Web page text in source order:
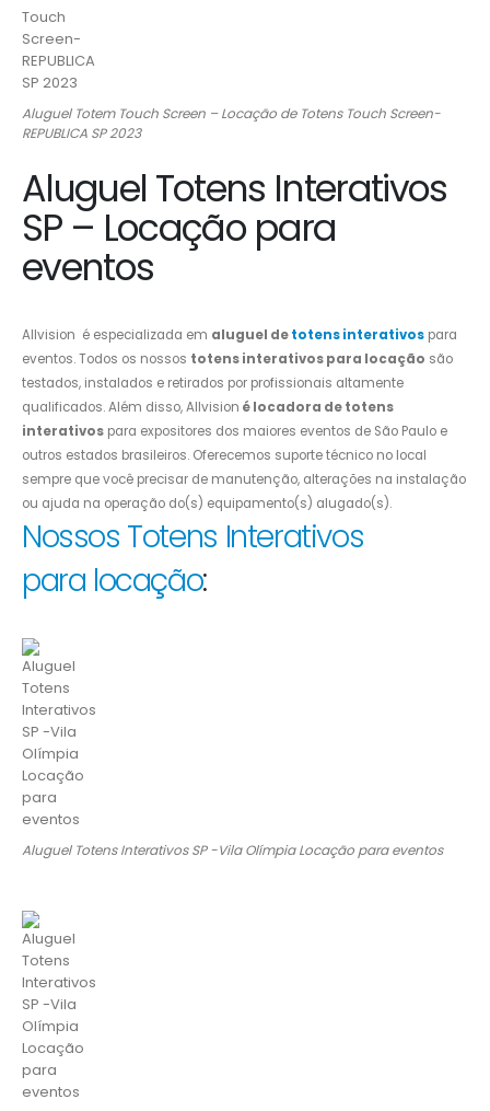
Aluguel Totem Touch Screen – Locação de Totens Touch Screen-
REPUBLICA SP 2023
Aluguel Totens Interativos
SP – Locação para
eventos
Allvision é especializada em aluguel detotens interativos para
eventos. Todos os nossos totens interativos para locação são
testados, instalados e retirados por profissionais altamente
qualificados. Além disso, Allvision é locadora de totens
interativos para expositores dos maiores eventos de São Paulo e
outros estados brasileiros. Oferecemos suporte técnico no local
sempre que você precisar de manutenção, alterações na instalação
ou ajuda na operação do(s) equipamento(s) alugado(s).
Nossos Totens Interativos
para locação:
Aluguel Totens Interativos SP -Vila Olímpia Locação para eventos